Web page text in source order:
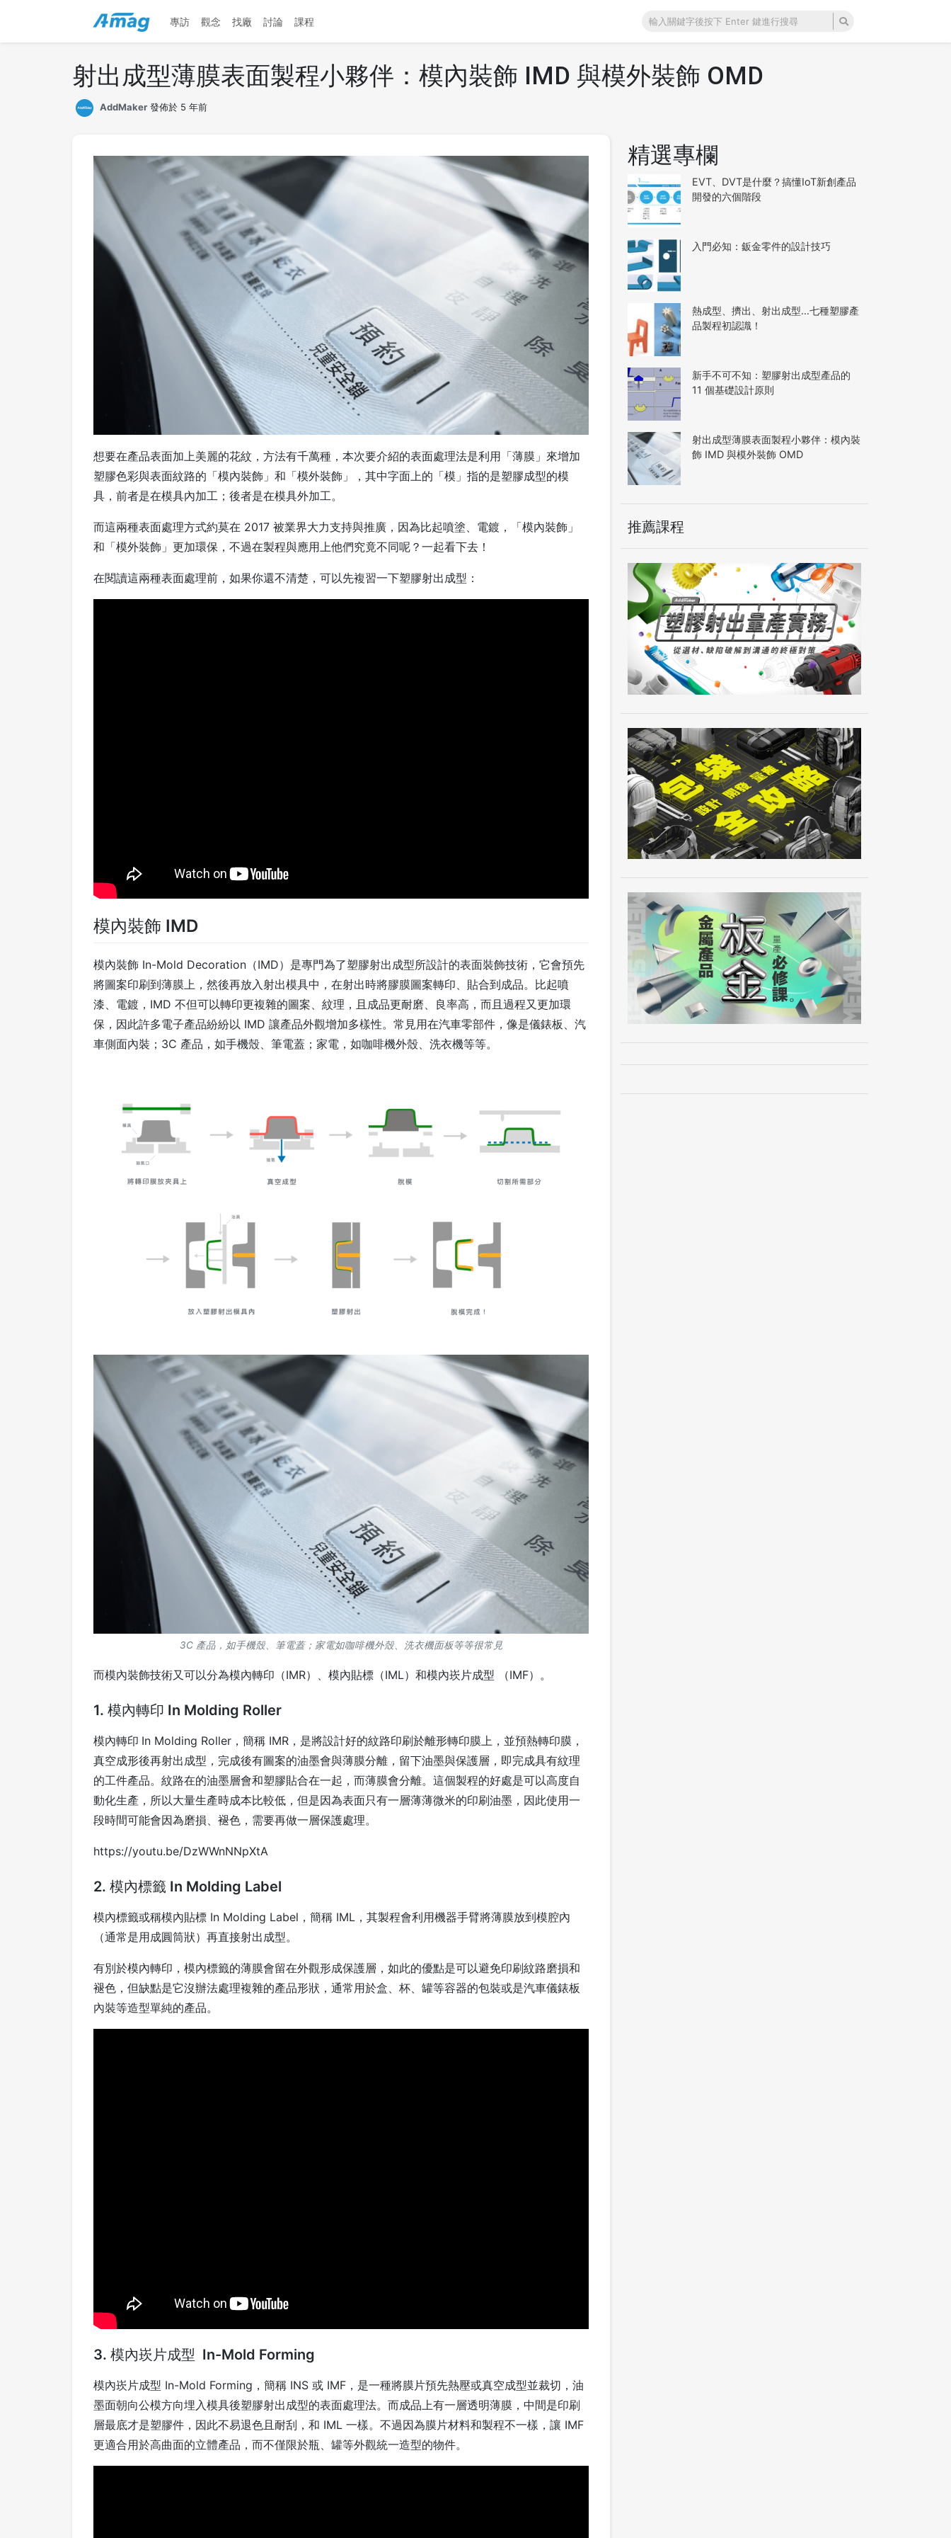
專訪 觀念 找廠 討論 課程
射出成型薄膜表面製程小夥伴：模內裝飾 IMD 與模外裝飾 OMD
AddMaker 發佈於 5 年前
想要在產品表面加上美麗的花紋，方法有千萬種，本次要介紹的表面處理法是利用「薄膜」來增加
塑膠色彩與表面紋路的「模內裝飾」和「模外裝飾」，其中字面上的「模」指的是塑膠成型的模
具，前者是在模具內加工；後者是在模具外加工。
而這兩種表面處理方式約莫在 2017 被業界大力支持與推廣，因為比起噴塗、電鍍，「模內裝飾」
和「模外裝飾」更加環保，不過在製程與應用上他們究竟不同呢？一起看下去！
在閱讀這兩種表面處理前，如果你還不清楚，可以先複習一下塑膠射出成型：
模內裝飾 IMD
模內裝飾 In-Mold Decoration（IMD）是專門為了塑膠射出成型所設計的表面裝飾技術，它會預先
將圖案印刷到薄膜上，然後再放入射出模具中，在射出時將膠膜圖案轉印、貼合到成品。比起噴
漆、電鍍，IMD 不但可以轉印更複雜的圖案、紋理，且成品更耐磨、良率高，而且過程又更加環
保，因此許多電子產品紛紛以 IMD 讓產品外觀增加多樣性。常見用在汽車零部件，像是儀錶板、汽
車側面內裝；3C 產品，如手機殼、筆電蓋；家電，如咖啡機外殼、洗衣機等等。
3C 產品，如手機殼、筆電蓋；家電如咖啡機外殼、洗衣機面板等等很常見
而模內裝飾技術又可以分為模內轉印（IMR）、模內貼標（IML）和模內崁片成型 （IMF）。
1. 模內轉印 In Molding Roller
模內轉印 In Molding Roller，簡稱 IMR，是將設計好的紋路印刷於離形轉印膜上，並預熱轉印膜，
真空成形後再射出成型，完成後有圖案的油墨會與薄膜分離，留下油墨與保護層，即完成具有紋理
的工件產品。紋路在的油墨層會和塑膠貼合在一起，而薄膜會分離。這個製程的好處是可以高度自
動化生產，所以大量生產時成本比較低，但是因為表面只有一層薄薄微米的印刷油墨，因此使用一
段時間可能會因為磨損、褪色，需要再做一層保護處理。
https://youtu.be/DzWWnNNpXtA
2. 模內標籤 In Molding Label
模內標籤或稱模內貼標 In Molding Label，簡稱 IML，其製程會利用機器手臂將薄膜放到模腔內
（通常是用成圓筒狀）再直接射出成型。
有別於模內轉印，模內標籤的薄膜會留在外觀形成保護層，如此的優點是可以避免印刷紋路磨損和
褪色，但缺點是它沒辦法處理複雜的產品形狀，通常用於盒、杯、罐等容器的包裝或是汽車儀錶板
內裝等造型單純的產品。
3. 模內崁片成型 In-Mold Forming
模內崁片成型 In-Mold Forming，簡稱 INS 或 IMF，是一種將膜片預先熱壓或真空成型並裁切，油
墨面朝向公模方向埋入模具後塑膠射出成型的表面處理法。而成品上有一層透明薄膜，中間是印刷
層最底才是塑膠件，因此不易退色且耐刮，和 IML 一樣。不過因為膜片材料和製程不一樣，讓 IMF
更適合用於高曲面的立體產品，而不僅限於瓶、罐等外觀統一造型的物件。
精選專欄
EVT、DVT是什麼？搞懂IoT新創產品
開發的六個階段
入門必知：鈑金零件的設計技巧
熱成型、擠出、射出成型…七種塑膠產
品製程初認識！
新手不可不知：塑膠射出成型產品的
11 個基礎設計原則
射出成型薄膜表面製程小夥伴：模內裝
飾 IMD 與模外裝飾 OMD
推薦課程